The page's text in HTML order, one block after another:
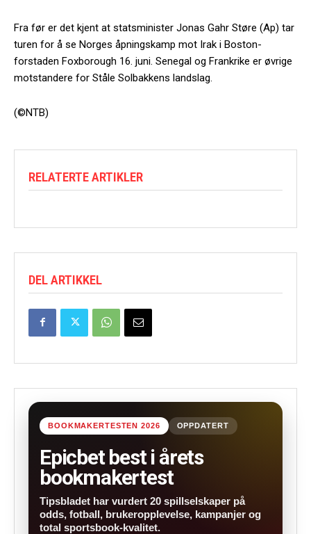
Fra før er det kjent at statsminister Jonas Gahr Støre (Ap) tar
turen for å se Norges åpningskamp mot Irak i Boston-
forstaden Foxborough 16. juni. Senegal og Frankrike er øvrige
motstandere for Ståle Solbakkens landslag.
(©NTB)
RELATERTE ARTIKLER
DEL ARTIKKEL
BOOKMAKERTESTEN 2026 OPPDATERT
Epicbet best i årets
bookmakertest
Tipsbladet har vurdert 20 spillselskaper på
odds, fotball, brukeropplevelse, kampanjer og
total sportsbook-kvalitet.